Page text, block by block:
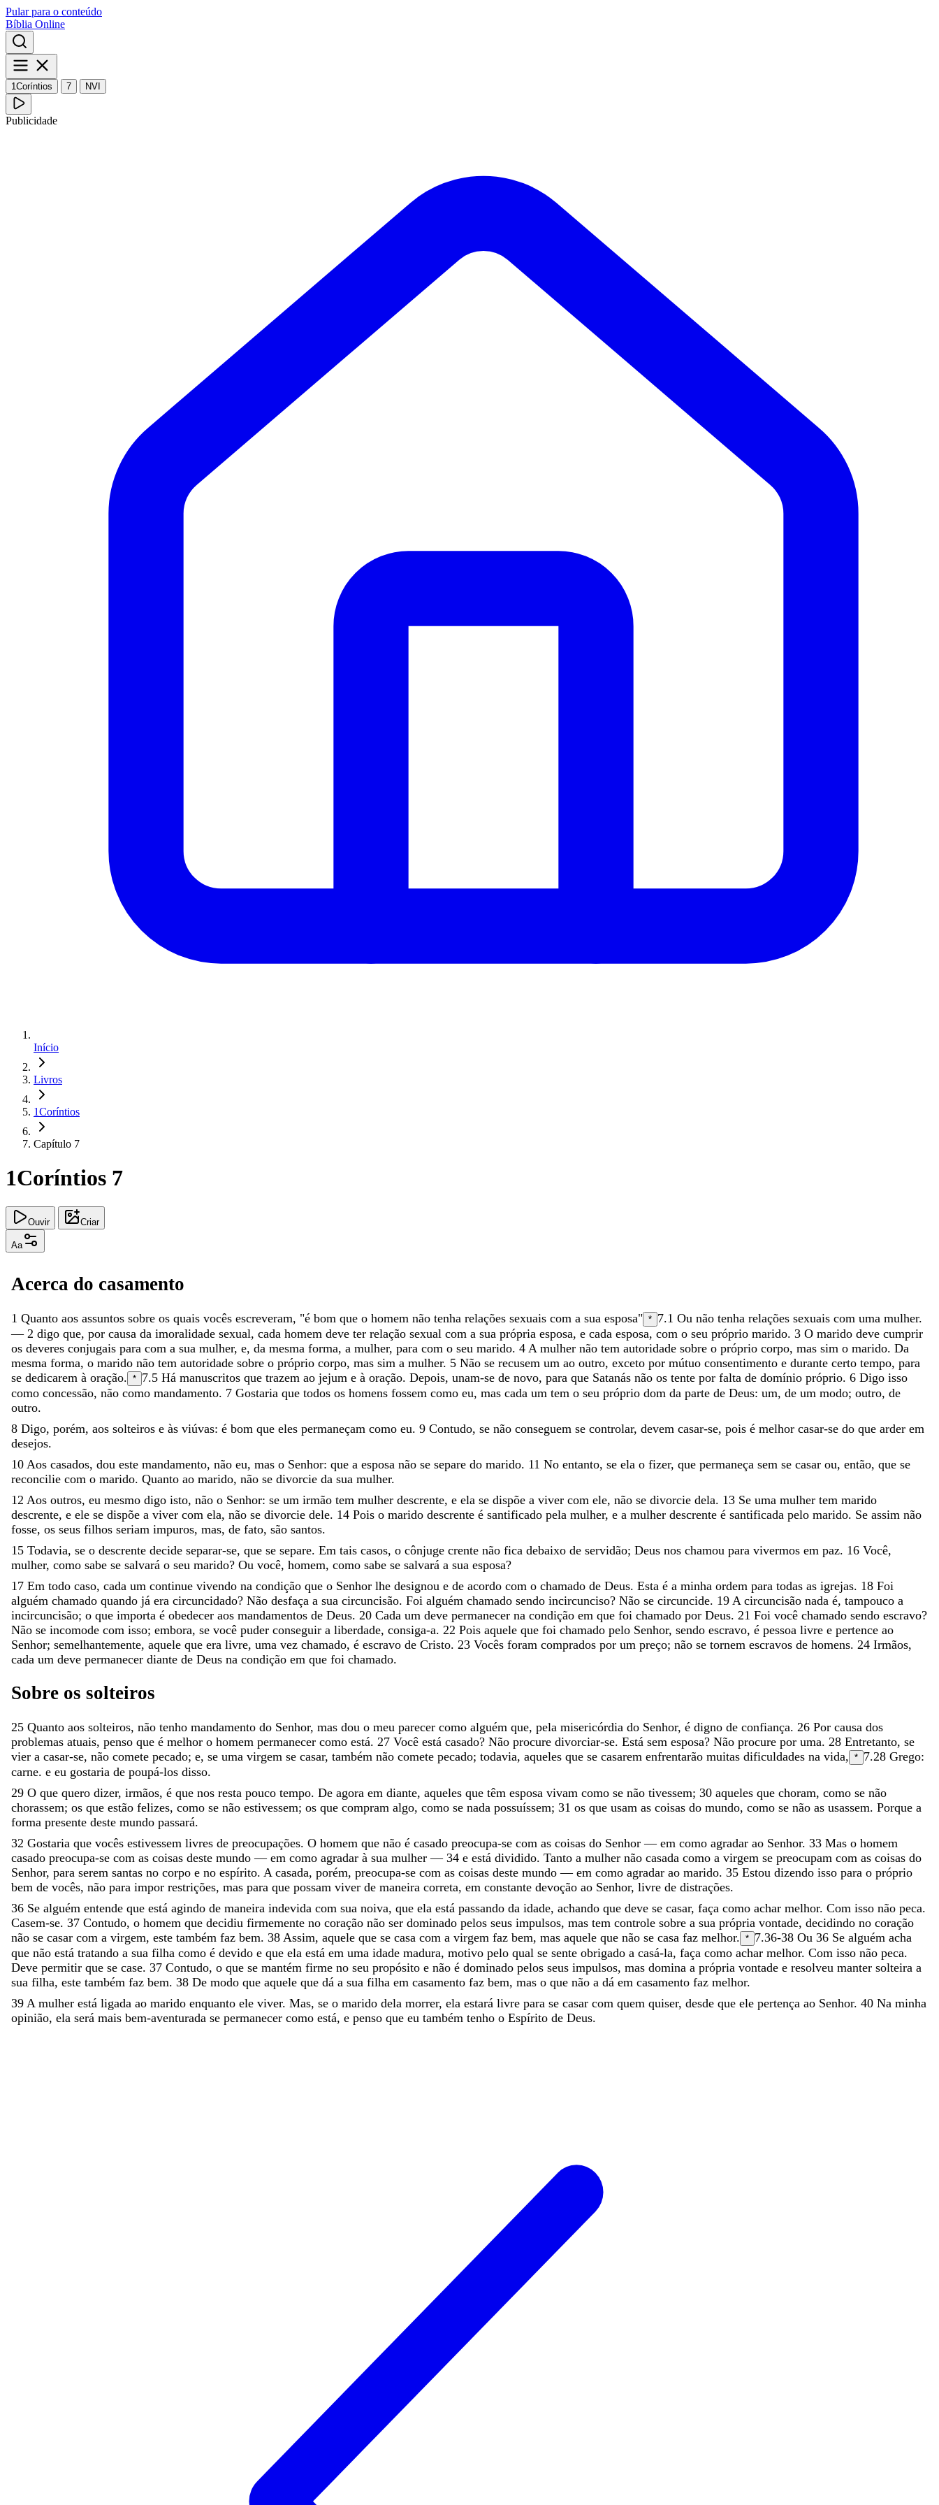
Pular para o conteúdo
Bíblia Online
1Coríntios 7 NVI
Publicidade
Início
Livros
1Coríntios
Capítulo 7
1Coríntios 7
Ouvir Criar
Aa
Acerca do casamento
1 Quanto aos assuntos sobre os quais vocês escreveram, "é bom que o homem não tenha relações sexuais com a sua esposa" * 7.1 Ou não tenha relações sexuais com uma mulher.
— 2 digo que, por causa da imoralidade sexual, cada homem deve ter relação sexual com a sua própria esposa, e cada esposa, com o seu próprio marido. 3 O marido deve cumprir
os deveres conjugais para com a sua mulher, e, da mesma forma, a mulher, para com o seu marido. 4 A mulher não tem autoridade sobre o próprio corpo, mas sim o marido. Da
mesma forma, o marido não tem autoridade sobre o próprio corpo, mas sim a mulher. 5 Não se recusem um ao outro, exceto por mútuo consentimento e durante certo tempo, para
se dedicarem à oração. * 7.5 Há manuscritos que trazem ao jejum e à oração. Depois, unam-se de novo, para que Satanás não os tente por falta de domínio próprio. 6 Digo isso
como concessão, não como mandamento. 7 Gostaria que todos os homens fossem como eu, mas cada um tem o seu próprio dom da parte de Deus: um, de um modo; outro, de
outro.
8 Digo, porém, aos solteiros e às viúvas: é bom que eles permaneçam como eu. 9 Contudo, se não conseguem se controlar, devem casar-se, pois é melhor casar-se do que arder em
desejos.
10 Aos casados, dou este mandamento, não eu, mas o Senhor: que a esposa não se separe do marido. 11 No entanto, se ela o fizer, que permaneça sem se casar ou, então, que se
reconcilie com o marido. Quanto ao marido, não se divorcie da sua mulher.
12 Aos outros, eu mesmo digo isto, não o Senhor: se um irmão tem mulher descrente, e ela se dispõe a viver com ele, não se divorcie dela. 13 Se uma mulher tem marido
descrente, e ele se dispõe a viver com ela, não se divorcie dele. 14 Pois o marido descrente é santificado pela mulher, e a mulher descrente é santificada pelo marido. Se assim não
fosse, os seus filhos seriam impuros, mas, de fato, são santos.
15 Todavia, se o descrente decide separar-se, que se separe. Em tais casos, o cônjuge crente não fica debaixo de servidão; Deus nos chamou para vivermos em paz. 16 Você,
mulher, como sabe se salvará o seu marido? Ou você, homem, como sabe se salvará a sua esposa?
17 Em todo caso, cada um continue vivendo na condição que o Senhor lhe designou e de acordo com o chamado de Deus. Esta é a minha ordem para todas as igrejas. 18 Foi
alguém chamado quando já era circuncidado? Não desfaça a sua circuncisão. Foi alguém chamado sendo incircunciso? Não se circuncide. 19 A circuncisão nada é, tampouco a
incircuncisão; o que importa é obedecer aos mandamentos de Deus. 20 Cada um deve permanecer na condição em que foi chamado por Deus. 21 Foi você chamado sendo escravo?
Não se incomode com isso; embora, se você puder conseguir a liberdade, consiga-a. 22 Pois aquele que foi chamado pelo Senhor, sendo escravo, é pessoa livre e pertence ao
Senhor; semelhantemente, aquele que era livre, uma vez chamado, é escravo de Cristo. 23 Vocês foram comprados por um preço; não se tornem escravos de homens. 24 Irmãos,
cada um deve permanecer diante de Deus na condição em que foi chamado.
Sobre os solteiros
25 Quanto aos solteiros, não tenho mandamento do Senhor, mas dou o meu parecer como alguém que, pela misericórdia do Senhor, é digno de confiança. 26 Por causa dos
problemas atuais, penso que é melhor o homem permanecer como está. 27 Você está casado? Não procure divorciar-se. Está sem esposa? Não procure por uma. 28 Entretanto, se
vier a casar-se, não comete pecado; e, se uma virgem se casar, também não comete pecado; todavia, aqueles que se casarem enfrentarão muitas dificuldades na vida, * 7.28 Grego:
carne. e eu gostaria de poupá-los disso.
29 O que quero dizer, irmãos, é que nos resta pouco tempo. De agora em diante, aqueles que têm esposa vivam como se não tivessem; 30 aqueles que choram, como se não
chorassem; os que estão felizes, como se não estivessem; os que compram algo, como se nada possuíssem; 31 os que usam as coisas do mundo, como se não as usassem. Porque a
forma presente deste mundo passará.
32 Gostaria que vocês estivessem livres de preocupações. O homem que não é casado preocupa-se com as coisas do Senhor— em como agradar ao Senhor. 33 Mas o homem
casado preocupa-se com as coisas deste mundo— em como agradar à sua mulher— 34 e está dividido. Tanto a mulher não casada como a virgem se preocupam com as coisas do
Senhor, para serem santas no corpo e no espírito. A casada, porém, preocupa-se com as coisas deste mundo— em como agradar ao marido. 35 Estou dizendo isso para o próprio
bem de vocês, não para impor restrições, mas para que possam viver de maneira correta, em constante devoção ao Senhor, livre de distrações.
36 Se alguém entende que está agindo de maneira indevida com sua noiva, que ela está passando da idade, achando que deve se casar, faça como achar melhor. Com isso não peca.
Casem-se. 37 Contudo, o homem que decidiu firmemente no coração não ser dominado pelos seus impulsos, mas tem controle sobre a sua própria vontade, decidindo no coração
não se casar com a virgem, este também faz bem. 38 Assim, aquele que se casa com a virgem faz bem, mas aquele que não se casa faz melhor. * 7.36-38 Ou 36 Se alguém acha
que não está tratando a sua filha como é devido e que ela está em uma idade madura, motivo pelo qual se sente obrigado a casá-la, faça como achar melhor. Com isso não peca.
Deve permitir que se case. 37 Contudo, o que se mantém firme no seu propósito e não é dominado pelos seus impulsos, mas domina a própria vontade e resolveu manter solteira a
sua filha, este também faz bem. 38 De modo que aquele que dá a sua filha em casamento faz bem, mas o que não a dá em casamento faz melhor.
39 A mulher está ligada ao marido enquanto ele viver. Mas, se o marido dela morrer, ela estará livre para se casar com quem quiser, desde que ele pertença ao Senhor. 40 Na minha
opinião, ela será mais bem-aventurada se permanecer como está, e penso que eu também tenho o Espírito de Deus.